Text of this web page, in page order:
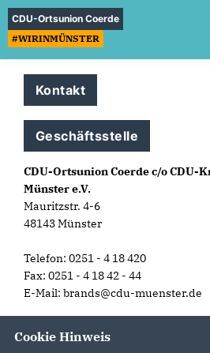
CDU-Ortsunion Coerde
#WIRINMÜNSTER
Kontakt
Geschäftsstelle
CDU-Ortsunion Coerde c/o CDU-
Münster e.V.
Mauritzstr. 4-6
48143 Münster
Telefon: 0251 - 4 18 420
Fax: 0251 - 4 18 42 - 44
E-Mail: brands@cdu-muenster.de
Cookie Hinweis